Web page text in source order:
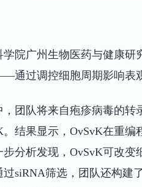
学院广州生物医药与健康研
通过调控细胞周期影响表
，团队将来自疱疹病毒的转
。结果显示，OvSvK在重
步分析发现，OvSvK可改
过siRNA筛选，团队还构建